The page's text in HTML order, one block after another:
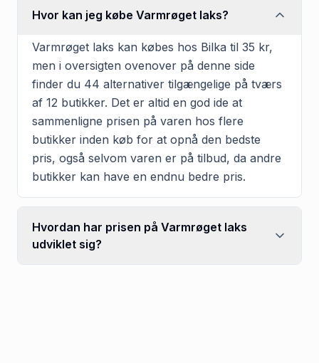
Hvor kan jeg købe Varmrøget laks?
Varmrøget laks kan købes hos Bilka til 35 kr,
men i oversigten ovenover på denne side
finder du 44 alternativer tilgængelige på tværs
af 12 butikker. Det er altid en god ide at
sammenligne prisen på varen hos flere
butikker inden køb for at opnå den bedste
pris, også selvom varen er på tilbud, da andre
butikker kan have en endnu bedre pris.
Hvordan har prisen på Varmrøget laks
udviklet sig?